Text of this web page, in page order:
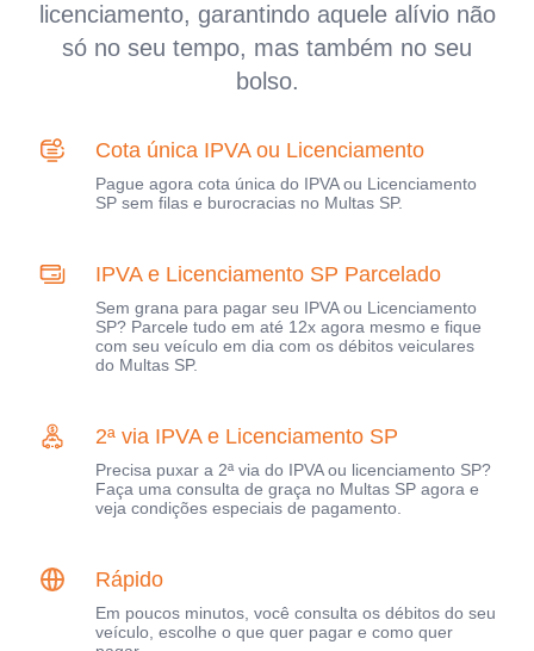
licenciamento, garantindo aquele alívio não
só no seu tempo, mas também no seu
bolso.
Cota única IPVA ou Licenciamento
Pague agora cota única do IPVA ou Licenciamento
SP sem filas e burocracias no Multas SP.
IPVA e Licenciamento SP Parcelado
Sem grana para pagar seu IPVA ou Licenciamento
SP? Parcele tudo em até 12x agora mesmo e fique
com seu veículo em dia com os débitos veiculares
do Multas SP.
2ª via IPVA e Licenciamento SP
Precisa puxar a 2ª via do IPVA ou licenciamento SP?
Faça uma consulta de graça no Multas SP agora e
veja condições especiais de pagamento.
Rápido
Em poucos minutos, você consulta os débitos do seu
veículo, escolhe o que quer pagar e como quer